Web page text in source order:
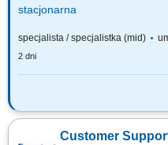
stacjonarna
specjalista / specjalistka (mid)
2 dni
Twój zakres obowiązków:
realizacją zleceń transportowych;
Customer